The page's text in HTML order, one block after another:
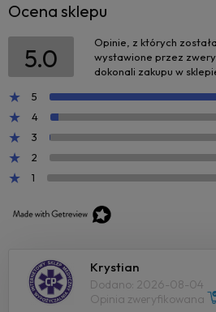
Ocena sklepu
5.0
Opinie, z których
wystawione przez
dokonali zakupu w
5
4
3
2
1
Krystian
Dodano: 2026-08-04
Opinia zweryfikowana